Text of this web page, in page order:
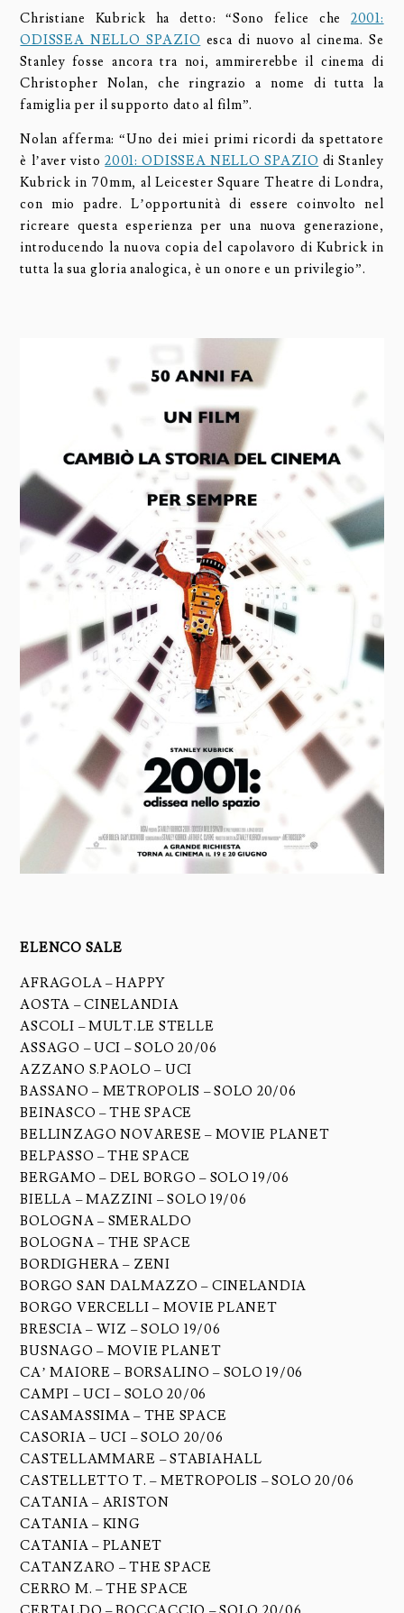
Christiane Kubrick ha detto: “Sono felice che 2001:
ODISSEA NELLO SPAZIO esca di nuovo al cinema. Se
Stanley fosse ancora tra noi, ammirerebbe il cinema di
Christopher Nolan, che ringrazio a nome di tutta la
famiglia per il supporto dato al film”.
Nolan afferma: “Uno dei miei primi ricordi da spettatore
è l’aver visto2001: ODISSEA NELLO SPAZIO di Stanley
Kubrick in 70mm, al Leicester Square Theatre di Londra,
con mio padre. L’opportunità di essere coinvolto nel
ricreare questa esperienza per una nuova generazione,
introducendo la nuova copia del capolavoro di Kubrick in
tutta la sua gloria analogica, è un onore e un privilegio”.
ELENCO SALE
AFRAGOLA – HAPPY
AOSTA – CINELANDIA
ASCOLI – MULT.LE STELLE
ASSAGO – UCI – SOLO 20/06
AZZANO S.PAOLO – UCI
BASSANO – METROPOLIS – SOLO 20/06
BEINASCO – THE SPACE
BELLINZAGO NOVARESE – MOVIE PLANET
BELPASSO – THE SPACE
BERGAMO – DEL BORGO – SOLO 19/06
BIELLA – MAZZINI – SOLO 19/06
BOLOGNA – SMERALDO
BOLOGNA – THE SPACE
BORDIGHERA – ZENI
BORGO SAN DALMAZZO – CINELANDIA
BORGO VERCELLI – MOVIE PLANET
BRESCIA – WIZ – SOLO 19/06
BUSNAGO – MOVIE PLANET
CA’ MAIORE – BORSALINO – SOLO 19/06
CAMPI – UCI – SOLO 20/06
CASAMASSIMA – THE SPACE
CASORIA – UCI – SOLO 20/06
CASTELLAMMARE – STABIAHALL
CASTELLETTO T. – METROPOLIS – SOLO 20/06
CATANIA – ARISTON
CATANIA – KING
CATANIA – PLANET
CATANZARO – THE SPACE
CERRO M. – THE SPACE